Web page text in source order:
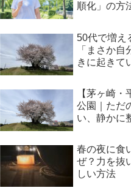
順化」の方
50代で増え
「まさか自
きに起きて
【茅ヶ崎
公園｜ただ
い、静かに
春の夜に食
ぜ？力を抜
しい方法